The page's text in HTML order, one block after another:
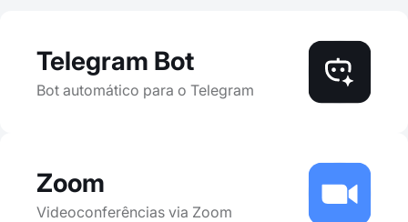
Telegram Bot
Bot automático para o Telegram
Zoom
Videoconferências via Zoom